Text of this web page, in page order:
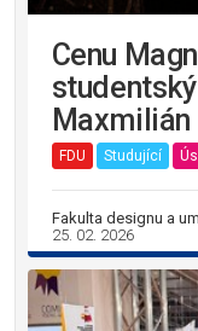
Cenu
FDU Studující
Fakulta designu a
25. 02. 2026